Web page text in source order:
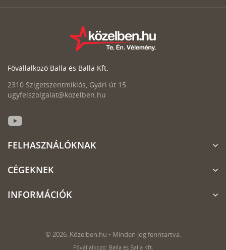
Fővállalkozó Balla és Balla Kft.
2310 Szigetszentmiklós, Gyári út 15.
ugyfelszolgalat@kozelben.hu
FELHASZNÁLÓKNAK
CÉGEKNEK
INFORMÁCIÓK
© 2026. Közelben.hu • Minden jog fenntartva.
Fővállalkozó: Balla és Balla Kft.